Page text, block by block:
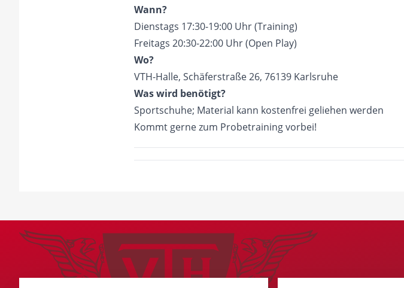
Wann?
Dienstags 17:30-19:00 Uhr (Training)
Freitags 20:30-22:00 Uhr (Open Play)
Wo?
VTH-Halle, Schäferstraße 26, 76139 Karlsruhe
Was wird benötigt?
Sportschuhe; Material kann kostenfrei geliehen werden
Kommt gerne zum Probetraining vorbei!